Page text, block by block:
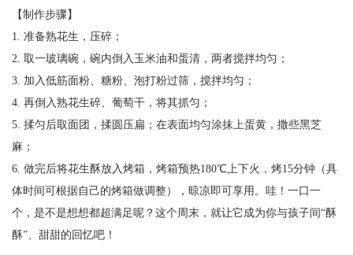
【制作步骤】
1. 准备熟花生，压碎；
2. 取一玻璃碗，碗内倒入玉米油和蛋清，两者搅拌均匀；
3. 加入低筋面粉、糖粉、泡打粉过筛，搅拌均匀；
4. 再倒入熟花生碎、葡萄干，将其抓匀；
5. 揉匀后取面团，揉圆压扁；在表面均匀涂抹上蛋黄，撒些黑芝
麻；
6. 做完后将花生酥放入烤箱，烤箱预热180℃上下火，烤15分钟（具
体时间可根据自己的烤箱做调整），晾凉即可享用。哇！一口一
个，是不是想想都超满足呢？这个周末，就让它成为你与孩子间“酥
酥”、甜甜的回忆吧！